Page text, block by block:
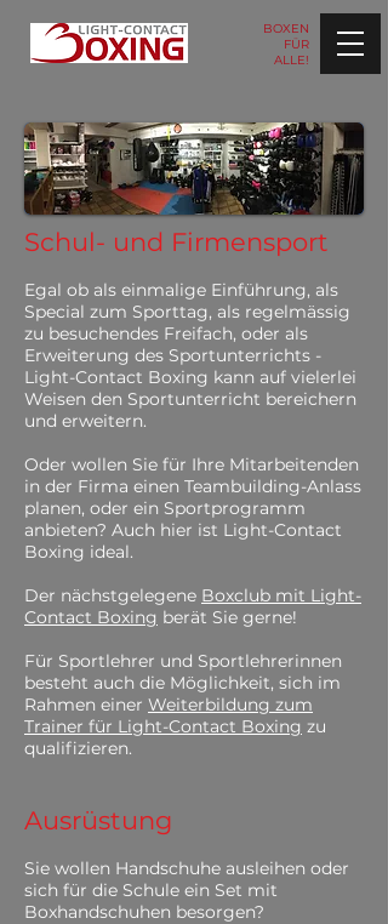
BOXEN
FÜR
ALLE!
Schul- und Firmensport
Egal ob als einmalige Einführung, als
Special zum Sporttag, als regelmässig
zu besuchendes Freifach, oder als
Erweiterung des Sportunterrichts -
Light-Contact Boxing kann auf vielerlei
Weisen den Sportunterricht bereichern
und erweitern.
Oder wollen Sie für Ihre Mitarbeitenden
in der Firma einen Teambuilding-Anlass
planen, oder ein Sportprogramm
anbieten? Auch hier ist Light-Contact
Boxing ideal.
Der nächstgelegene Boxclub mit Light-
Contact Boxing berät Sie gerne!
Für Sportlehrer und Sportlehrerinnen
besteht auch die Möglichkeit, sich im
Rahmen einer Weiterbildung zum
Trainer für Light-Contact Boxing zu
qualifizieren.
Ausrüstung
Sie wollen Handschuhe ausleihen oder
sich für die Schule ein Set mit
Boxhandschuhen besorgen?